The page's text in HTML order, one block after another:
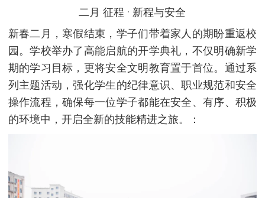
二月 征程 · 新程与安全
新春二月，寒假结束，学子们带着家人的期盼重返校
园。学校举办了高能启航的开学典礼，不仅明确新学
期的学习目标，更将安全文明教育置于首位。通过系
列主题活动，强化学生的纪律意识、职业规范和安全
操作流程，确保每一位学子都能在安全、有序、积极
的环境中，开启全新的技能精进之旅。：